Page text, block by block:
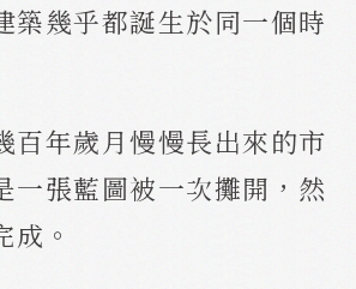
築幾乎都誕生於同一個時
百年歲月慢慢長出來的市
一張藍圖被一次攤開，然
成。